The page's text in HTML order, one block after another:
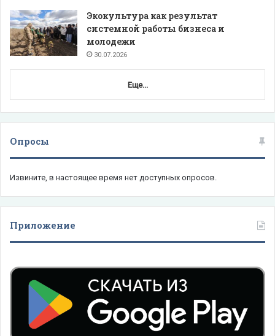
Экокультура как результат
системной работы бизнеса и
молодежи
30.07.2026
Еще...
Опросы
Извините, в настоящее время нет доступных опросов.
Приложение